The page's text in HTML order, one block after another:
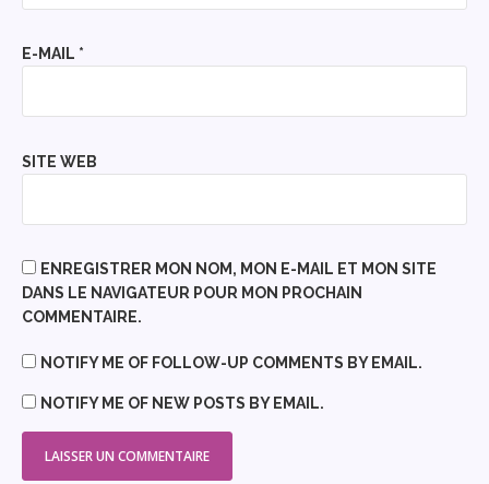
E-MAIL *
SITE WEB
ENREGISTRER MON NOM, MON E-MAIL ET MON SITE
DANS LE NAVIGATEUR POUR MON PROCHAIN
COMMENTAIRE.
NOTIFY ME OF FOLLOW-UP COMMENTS BY EMAIL.
NOTIFY ME OF NEW POSTS BY EMAIL.